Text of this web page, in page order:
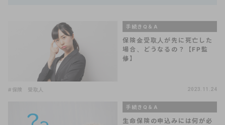
手続きQ＆A
保険金受取人が先に死亡した
場合、どうなるの？【FP監
修】
#保険 受取人 2023.11.24
手続きQ＆A
生命保険の申込みには何が必